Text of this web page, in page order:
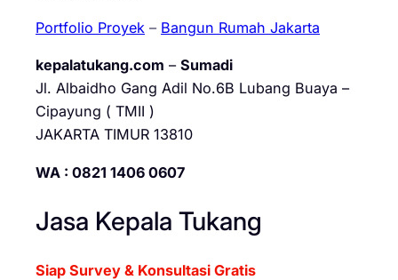
Portfolio Proyek – Bangun Rumah Jakarta
kepalatukang.com – Sumadi
Jl. Albaidho Gang Adil No.6B Lubang Buaya –
Cipayung ( TMII )
JAKARTA TIMUR 13810
WA : 0821 1406 0607
Jasa Kepala Tukang
Siap Survey & Konsultasi Gratis